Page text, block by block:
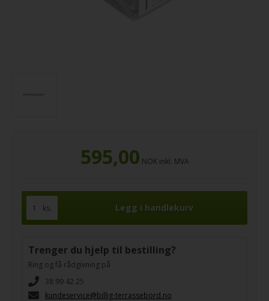
595,00 NOK inkl. MVA
ks.
Trenger du hjelp til bestilling?
Ring og få rådgivning på
38 99 42 25
kundeservice@billig-terrassebord.no